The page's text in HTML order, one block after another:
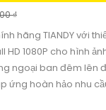
₫
hãng TIANDY với
HD 1080P cho hình
ngoại ban đêm lên
ứng hoàn hảo nhu